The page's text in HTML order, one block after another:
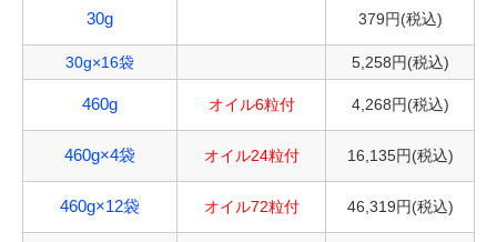
30g 379円(税込)
30g×16袋 5,258円(税込)
460g オイル6粒付 4,268円(税込)
460g×4袋 オイル24粒付 16,135円(税込)
460g×12袋 オイル72粒付 46,319円(税込)